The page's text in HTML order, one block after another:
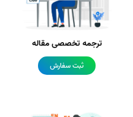
ترجمه تخصصی مقاله
ثبت سفارش